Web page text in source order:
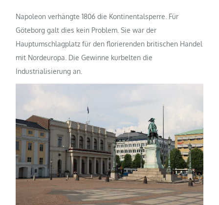
Napoleon verhängte 1806 die Kontinentalsperre. Für
Göteborg galt dies kein Problem. Sie war der
Hauptumschlagplatz für den florierenden britischen Handel
mit Nordeuropa. Die Gewinne kurbelten die
Industrialisierung an.